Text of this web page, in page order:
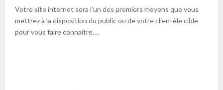
Votre site internet sera l’un des premiers moyens que vous
mettrez à la disposition du public ou de votre clientèle cible
pour vous faire connaître….